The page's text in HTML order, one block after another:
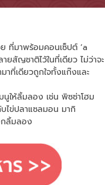
ที่มาพร้อมคอนเซ็ปต์ ‘a
สัญชาติไว้ในที่เดียว ไม่ว่าจะ
าที่เดียวถูกใจทั้งแก๊งและ
ให้ลิ้มลอง เช่น พิซซ่าโฮม
ไข่ปลาแซลมอน มากิ
กลิ้มลอง